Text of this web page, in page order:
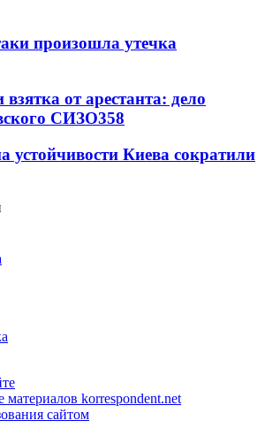
произошла утечка
от арестанта: дело
СИЗО358
устойчивости Киева сократили
материалов korrespondent.net
сайтом